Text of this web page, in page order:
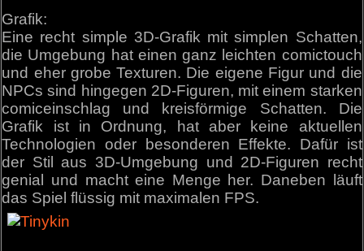
Grafik:
Eine recht simple 3D-Grafik mit simplen Schatten,
die Umgebung hat einen ganz leichten comictouch
und eher grobe Texturen. Die eigene Figur und die
NPCs sind hingegen 2D-Figuren, mit einem starken
comiceinschlag und kreisförmige Schatten. Die
Grafik ist in Ordnung, hat aber keine aktuellen
Technologien oder besonderen Effekte. Dafür ist
der Stil aus 3D-Umgebung und 2D-Figuren recht
genial und macht eine Menge her. Daneben läuft
das Spiel flüssig mit maximalen FPS.